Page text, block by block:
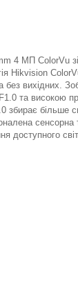
4 МП ColorVu
Hikvision
без вихідних.
та високою
збирає більше
сенсорна
доступного